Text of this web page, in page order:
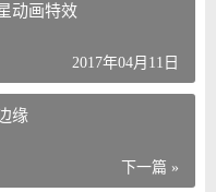
动画特效
2017年04月11日
缘
下一篇 »